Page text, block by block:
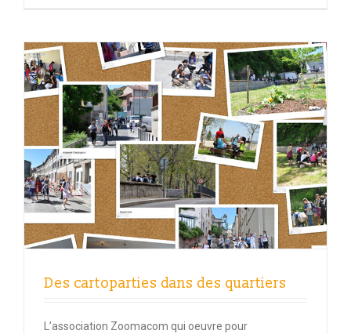
Des cartoparties dans des quartiers
L’association Zoomacom qui oeuvre pour